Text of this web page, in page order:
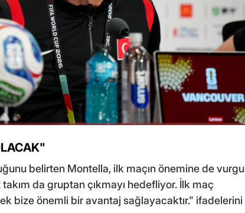
belirten Montella, ilk maçın önemine de vurgu
takım da gruptan çıkmayı hedefliyor. İlk maç
bize önemli bir avantaj sağlayacaktır." ifadelerini